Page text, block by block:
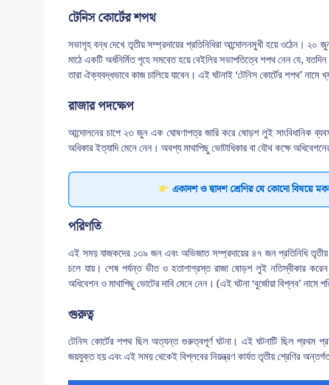
টেনিস কোর্টের শপথ
সভাগৃহ বন্ধ দেখে তৃতীয় সম্প্রদায়ের প্রতিনিধিরা আন্দোলনমুখী হয়ে ওঠেন। ২০ জুন
মাঠে একটি অর্ধনির্মিত গৃহে সমবেত হয়ে বেইলির সভাপতিত্বে শপথ নেন যে,
তারা ঐক্যবদ্ধভাবে কাজ চালিয়ে যাবেন। এই ঘটনাই ‘টেনিস কোর্টের শপথ’ নামে
রাজার পদক্ষেপ
আন্দোলনের চাপে ২৩ জুন এক ঘোষণাপত্র জারি করে ষোড়শ লুই সাংবিধানিক
অধিকার ইত্যাদি মেনে নেন। অবশ্য মাথাপিছু ভোটাধিকার বা যৌথ কক্ষে
একাদশ ও দ্বাদশ শ্রেণির যে কোনো বিষয়ে
পরিণতি
এই সময় যাজকদের ১৩৯ জন এবং অভিজাত সম্প্রদায়ের ৪৭ জন প্রতিনিধি তৃতীয়
চলে যায়। শেষ পর্যন্ত ভীত ও হতাশাগ্রস্ত রাজা ষোড়শ লুই নতিস্বীকার
অধিবেশন ও মাথাপিছু ভোটের দাবি মেনে নেন। (এই ঘটনা ‘বুর্জোয়া বিপ্লব’ নামে
গুরুত্ব
টেনিস কোর্টের শপথ ছিল অত্যন্ত গুরুত্বপূর্ণ ঘটনা। এই ঘটনাটি ছিল প্রথম
জয়যুক্ত হয় এবং এই সময় থেকেই বিপ্লবের নিয়ন্ত্রণ কার্যত তৃতীয় শ্রেণির অন্তর্গত